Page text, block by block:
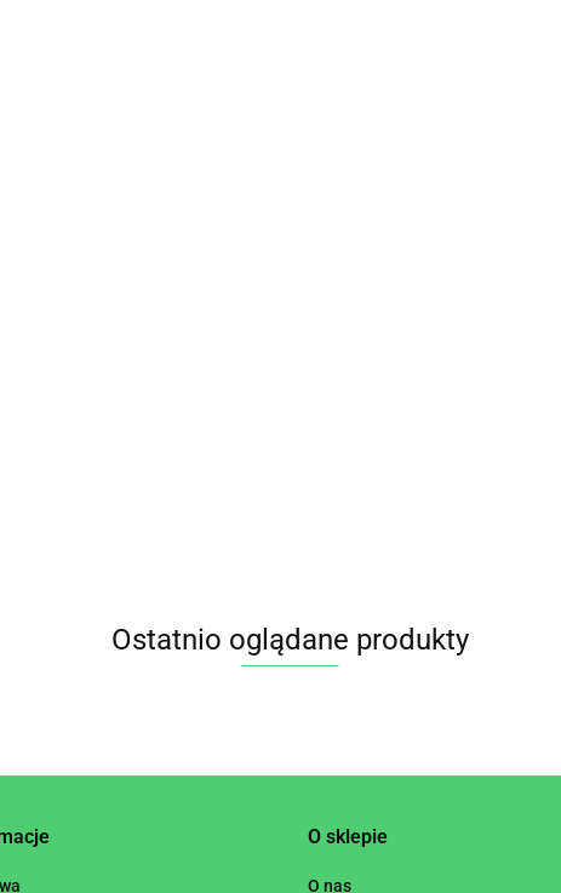
Ostatnio oglądane produkty
O sklepie
O nas